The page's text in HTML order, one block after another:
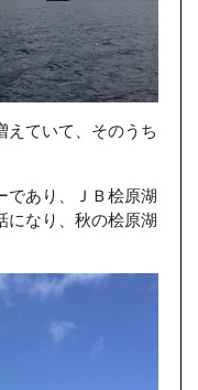
えていて、そのうち
であり、ＪＢ桧原湖
になり、秋の桧原湖